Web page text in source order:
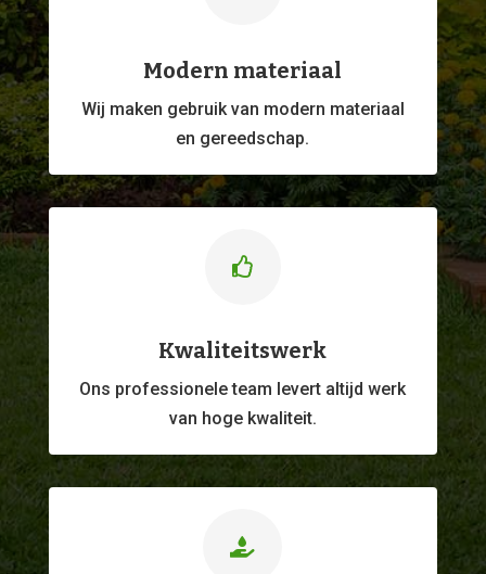
Modern materiaal
Wij maken gebruik van modern materiaal
en gereedschap.

Kwaliteitswerk
Ons professioneleteam levert altijd werk
van hoge kwaliteit.
